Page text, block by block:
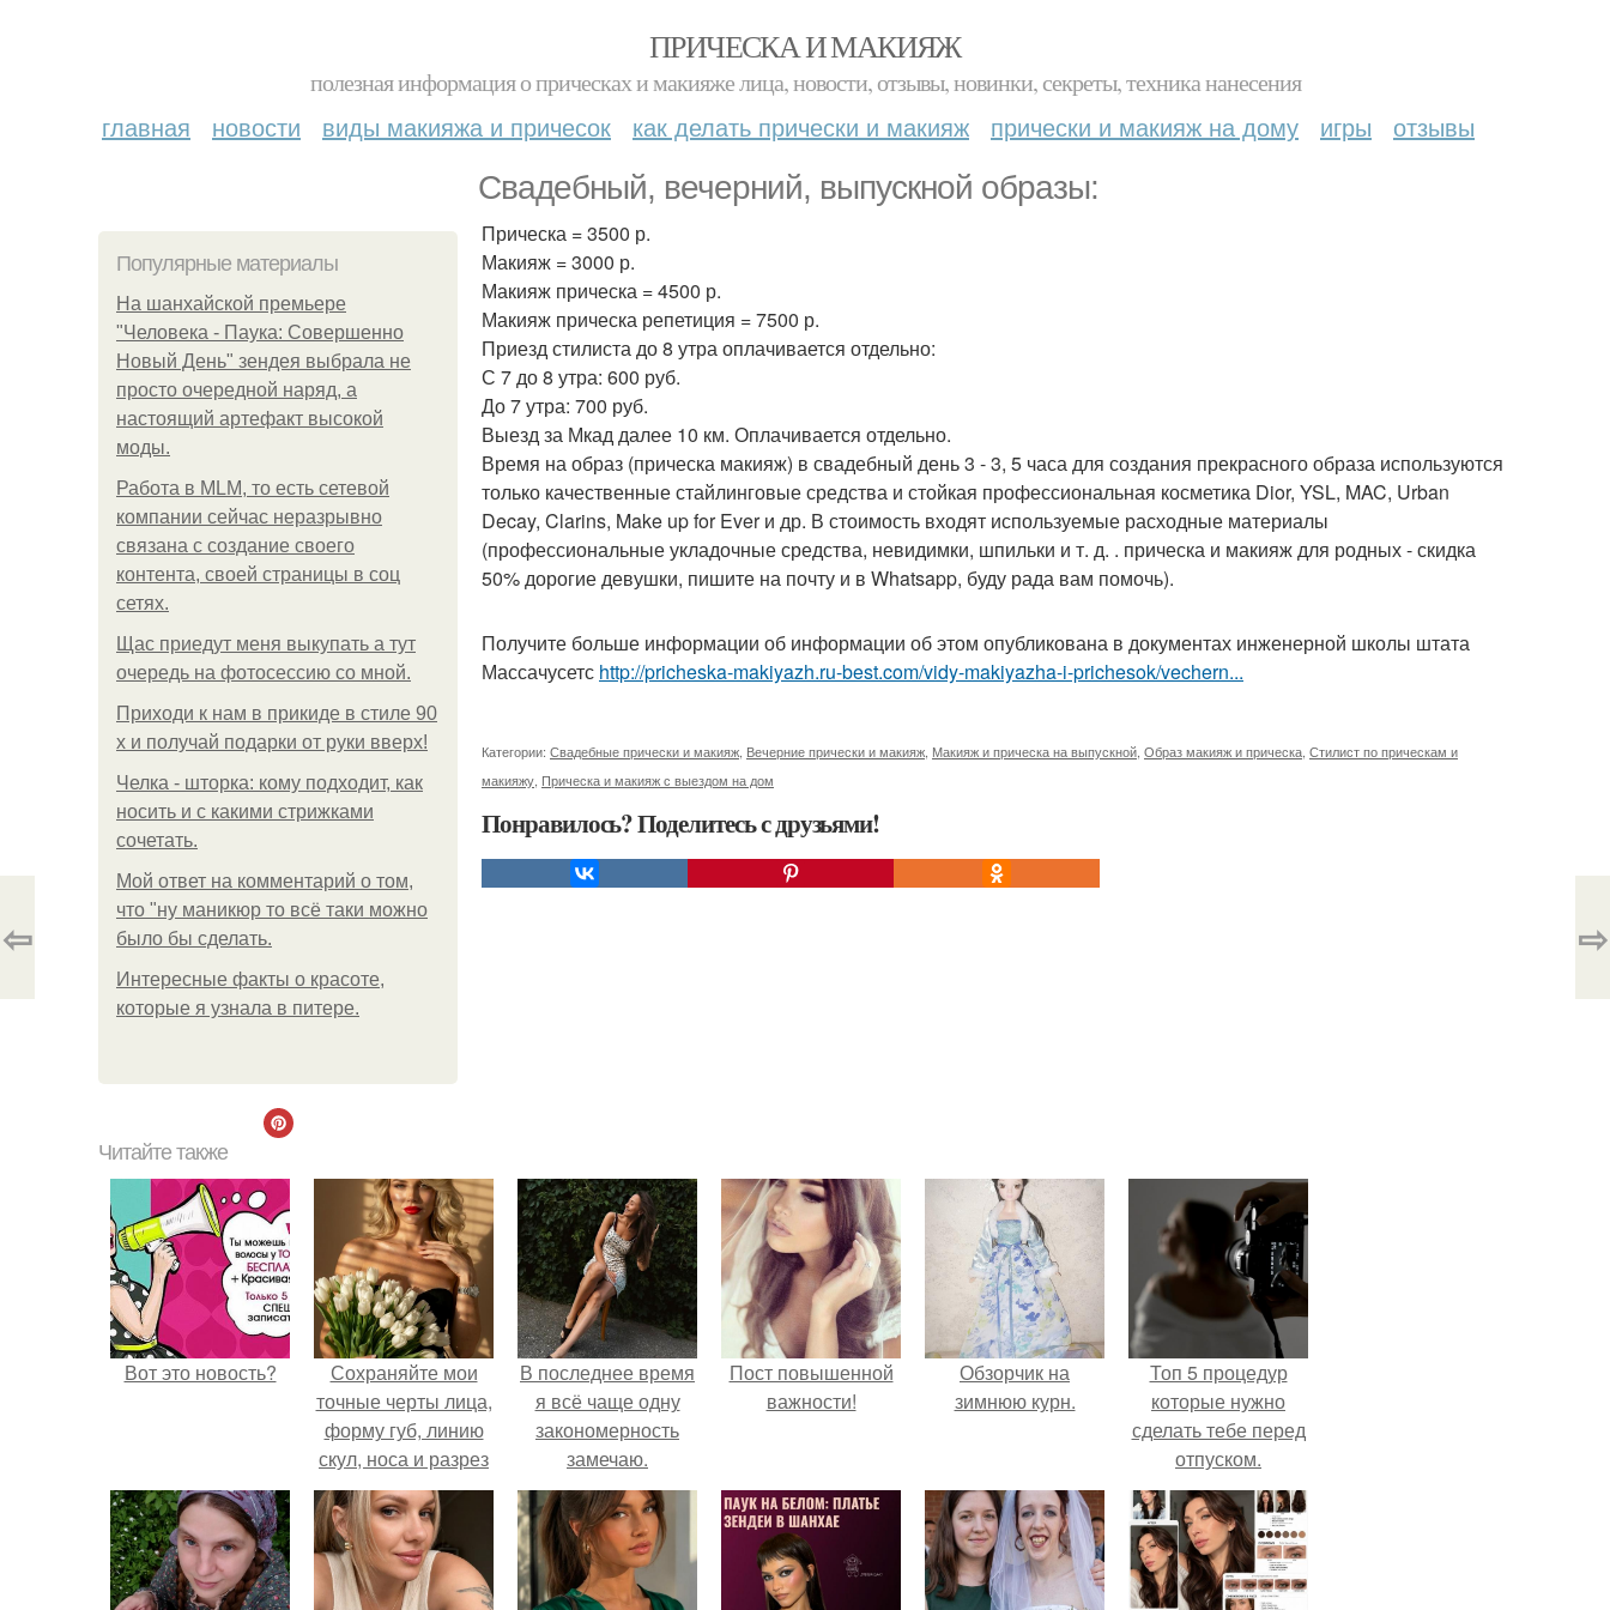
ПРИЧЕСКА И МАКИЯЖ
полезная информация о прическах и макияже лица, новости, отзывы, новинки, секреты, техника нанесения
главная новости виды макияжа и причесок как делать прически и макияж прически и макияж на дому игры отзывы
Свадебный, вечерний, выпускной образы:
Популярные материалы
На шанхайской премьере
"Человека - Паука: Совершенно
Новый День" зендея выбрала не
просто очередной наряд, а
настоящий артефакт высокой
моды.
Работа в MLM, то есть сетевой
компании сейчас неразрывно
связана с создание своего
контента, своей страницы в соц
сетях.
Щас приедут меня выкупать а тут
очередь на фотосессию со мной.
Приходи к нам в прикиде в стиле 90
х и получай подарки от руки вверх!
Челка - шторка: кому подходит, как
носить и с какими стрижками
сочетать.
Мой ответ на комментарий о том,
что "ну маникюр то всё таки можно
было бы сделать.
Интересные факты о красоте,
которые я узнала в питере.
Прическа = 3500 р.
Макияж = 3000 р.
Макияж прическа = 4500 р.
Макияж прическа репетиция = 7500 р.
Приезд стилиста до 8 утра оплачивается отдельно:
С 7 до 8 утра: 600 руб.
До 7 утра: 700 руб.
Выезд за Мкад далее 10 км. Оплачивается отдельно.
Время на образ (прическа макияж) в свадебный день 3 - 3, 5 часа для создания прекрасного образа используются
только качественные стайлинговые средства и стойкая профессиональная косметика Dior, YSL, MAC, Urban
Decay, Clarins, Make up for Ever и др. В стоимость входят используемые расходные материалы
(профессиональные укладочные средства, невидимки, шпильки и т. д. . прическа и макияж для родных - скидка
50% дорогие девушки, пишите на почту и в Whatsapp, буду рада вам помочь).
Получите больше информации об информации об этом опубликована в документах инженерной школы штата
Массачусетс http://pricheska-makiyazh.ru-best.com/vidy-makiyazha-i-prichesok/vechern...
Категории: Свадебные прически и макияж Вечерние прически и макияж Макияж и прическа на выпускной Образ макияж и прическа Стилист по прическам и
макияжу Прическа и макияж с выездом на дом
Понравилось? Поделитесь с друзьями!
⇦ ⇨
Читайте также
Вот это новость?
Сохраняйте мои
точные черты лица,
форму губ, линию
скул, носа и разрез
глаз.
В последнее время
я всё чаще одну
закономерность
замечаю.
Пост повышенной
важности!
Обзорчик на
зимнюю курн.
Топ 5 процедур
которые нужно
сделать тебе перед
отпуском.